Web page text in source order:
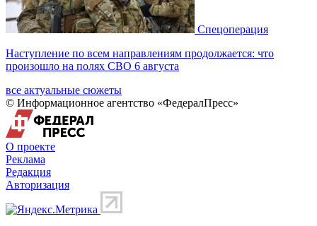
Спецоперация
Наступление по всем направлениям продолжается: что
произошло на полях СВО 6 августа
все актуальные сюжеты
© Информационное агентство «ФедералПресс»
О проекте
Реклама
Редакция
Авторизация